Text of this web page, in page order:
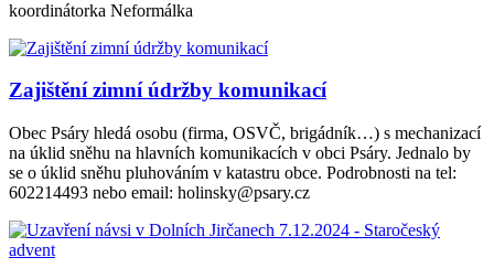
koordinátorka Neformálka
Zajištění zimní údržby komunikací
Obec Psáry hledá osobu (firma, OSVČ, brigádník…) s mechanizací
na úklid sněhu na hlavních komunikacích v obci Psáry. Jednalo by
se o úklid sněhu pluhováním v katastru obce. Podrobnosti na tel:
602214493 nebo email: holinsky@psary.cz